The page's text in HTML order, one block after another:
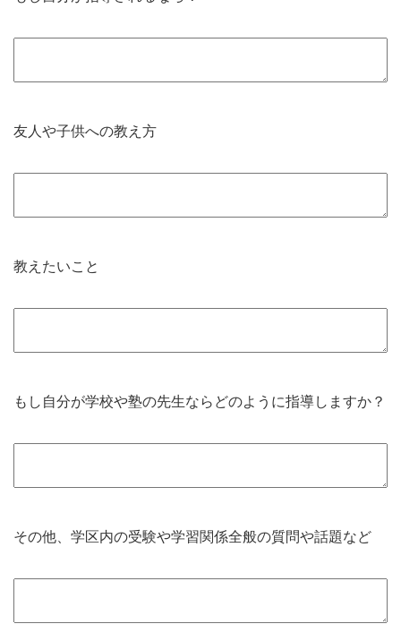
友人や子供への教え方
教えたいこと
もし自分が学校や塾の先生ならどのように指導しますか？
その他、学区内の受験や学習関係全般の質問や話題など